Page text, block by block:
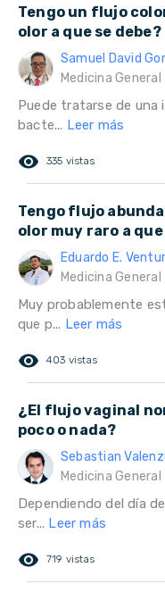
Tengo un flujo
olor a que se debe?
Samuel David
Medicina General
Puede tratarse de
bacte... Leer más
remove_red_eye 335 vistas
Tengo flujo
olor muy raro a que
Eduardo E.
Medicina General
Muy probablemente
que p... Leer más
remove_red_eye 403 vistas
¿El flujo vaginal
poco o nada?
Sebastian
Medicina General
Dependiendo del día
ser... Leer más
remove_red_eye 719 vistas